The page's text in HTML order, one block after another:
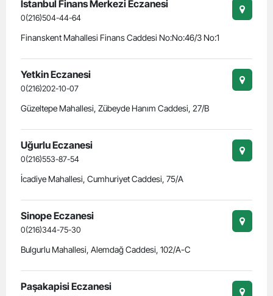
İstanbul Finans Merkezi Eczanesi
0(216)504-44-64
Finanskent Mahallesi Finans Caddesi No:No:46/3 No:1
Yetkin Eczanesi
0(216)202-10-07
Güzeltepe Mahallesi, Zübeyde Hanım Caddesi, 27/B
Uğurlu Eczanesi
0(216)553-87-54
İcadiye Mahallesi, Cumhuriyet Caddesi, 75/A
Sinope Eczanesi
0(216)344-75-30
Bulgurlu Mahallesi, Alemdağ Caddesi, 102/A-C
Paşakapisi Eczanesi